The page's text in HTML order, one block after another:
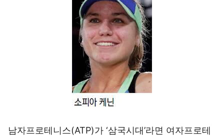
남자프로테니스(ATP)가 ‘삼국시대’라면 여자프로테